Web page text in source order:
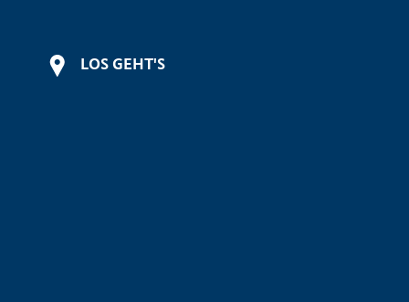
LOS GEHT'S